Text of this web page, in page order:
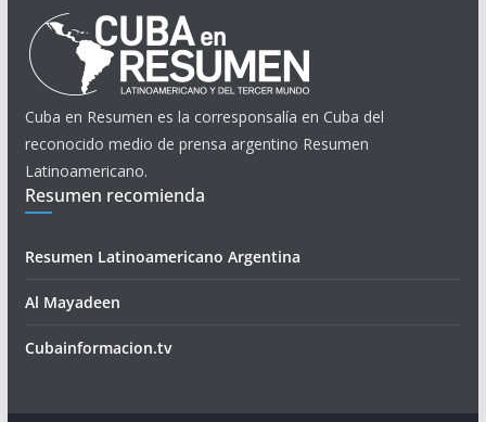
Cuba en Resumen es la corresponsalía en Cuba del
reconocido medio de prensa argentino Resumen
Latinoamericano.
Resumen recomienda
Resumen Latinoamericano Argentina
Al Mayadeen
Cubainformacion.tv